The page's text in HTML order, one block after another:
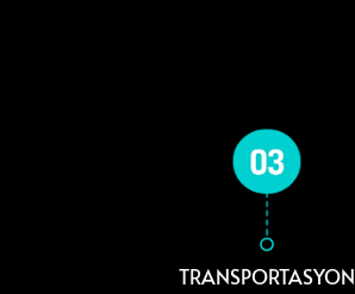
TRANSPORTASYON